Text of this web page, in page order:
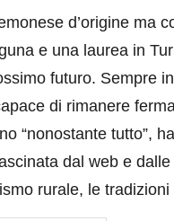
d’origine ma
e una laurea in
futuro. Sempre
di rimanere
“nonostante tutto”,
dal web e
rurale, le tradizioni